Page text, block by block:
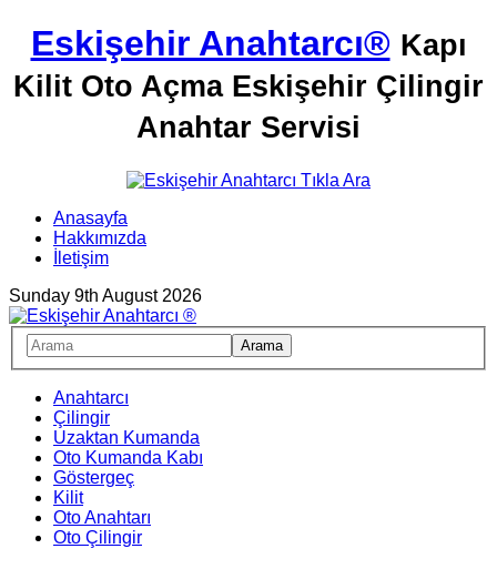
Eskişehir Anahtarcı® Kapı
Kilit Oto Açma Eskişehir Çilingir
Anahtar Servisi
Anasayfa
Hakkımızda
İletişim
Sunday 9th August 2026
Anahtarcı
Çilingir
Uzaktan Kumanda
Oto Kumanda Kabı
Göstergeç
Kilit
Oto Anahtarı
Oto Çilingir